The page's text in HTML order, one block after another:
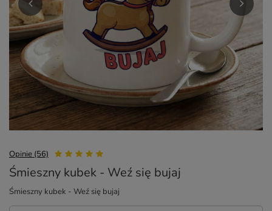
Opinie (56)
Śmieszny kubek - Weź się bujaj
Śmieszny kubek - Weź się bujaj